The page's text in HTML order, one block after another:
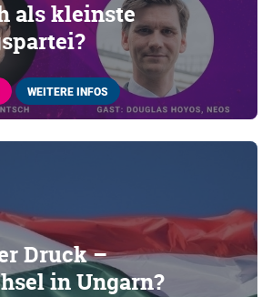
als kleinste
WEITERE INFOS
Druck –
in Ungarn?